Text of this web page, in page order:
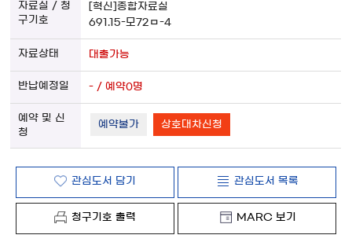
[혁신]종합자료실
691.15-모72ㅁ-4
대출가능
- / 예약0명
예약불가 상호대차신청
관심도서 담기 관심도서 목록
청구기호 출력 MARC 보기